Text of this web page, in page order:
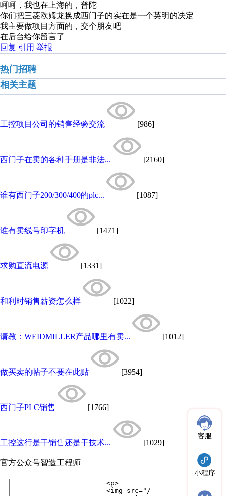
呵呵，我也在上海的，普陀
你们把三菱欧姆龙换成西门子的实在是一个英明的决定
我主要做项目方面的，交个朋友吧
在后台给你留言了
回复 引用 举报
热门招聘
相关主题
工控项目公司的销售经验交流 [986]
西门子在卖的各种手册是非法... [2160]
谁有西门子200/300/400的plc... [1087]
谁有卖线号印字机 [1471]
求购直流电源 [1331]
和利时销售薪资怎么样 [1022]
请教：WEIDMILLER产品哪里有卖... [1012]
做买卖的帖子不要在此贴 [3954]
西门子PLC销售 [1766]
工控这行是干销售还是干技术... [1029]
官方公众号智造工程师
客服
小程序